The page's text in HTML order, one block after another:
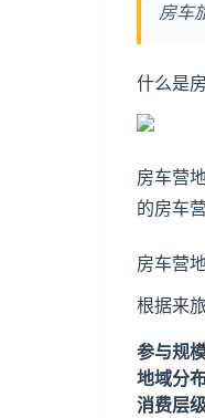
房车
什么是
房车营
的房车
房车营
根据来
参与规
地域分
消费层